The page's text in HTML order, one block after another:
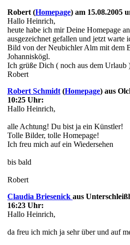
Robert (Homepage) am 15.08.2005
Hallo Heinrich,
heute habe ich mir Deine Homepage
ausgezeichnet gefallen und jetzt warte
Bild von der Neubichler Alm mit dem
Johanniskögl.
Ich grüße Dich ( noch aus dem Urlaub
Robert
Robert Schmidt (Homepage) aus
10:25 Uhr:
Hallo Heinrich,
alle Achtung! Du bist ja ein Künstler!
Tolle Bilder, tolle Homepage!
Ich freu mich auf ein Wiedersehen
bis bald
Robert
Claudia Briesenick aus
16:23 Uhr:
Hallo Heinrich,
da freu ich mich ja sehr über und auf